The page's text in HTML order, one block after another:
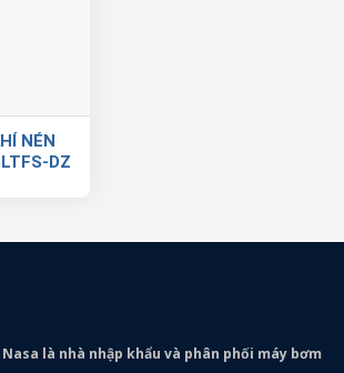
NÉN
DZ
là nhà nhập khẩu và phân phối máy bơm